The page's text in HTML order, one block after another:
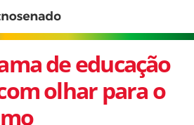
de educação
olhar para o